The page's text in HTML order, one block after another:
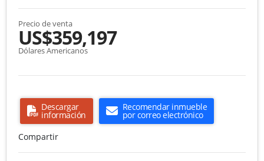
Precio de venta
US$359,197
Dólares Americanos
Descargar
información
Recomendar inmueble
por correo electrónico
Compartir